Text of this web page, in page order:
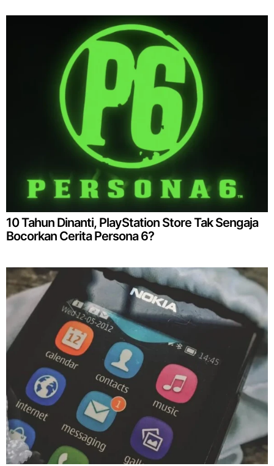
10 Tahun Dinanti, PlayStation Store Tak Sengaja
Bocorkan Cerita Persona 6?